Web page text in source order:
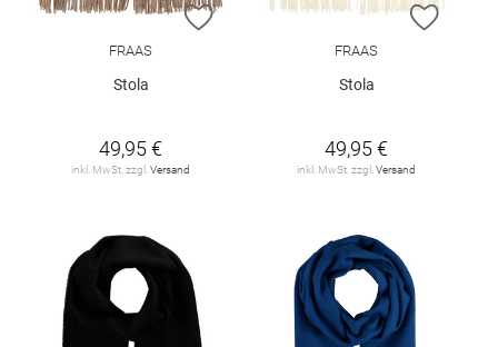
ZUR WUNSCHLISTE HINZUFÜGEN
FRAAS
Stola
49,95 €
inkl. MwSt. zzgl.Versand
ZUR
FRAAS
Stola
49,95 €
inkl. MwSt. zzgl.Versand